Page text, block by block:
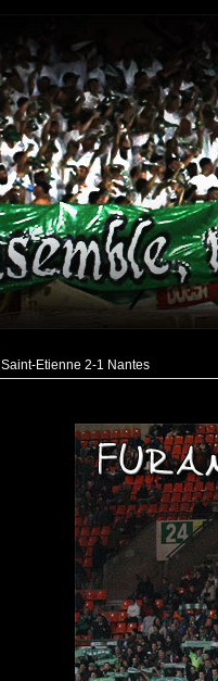
Saint-Etienne 2-1 Nantes